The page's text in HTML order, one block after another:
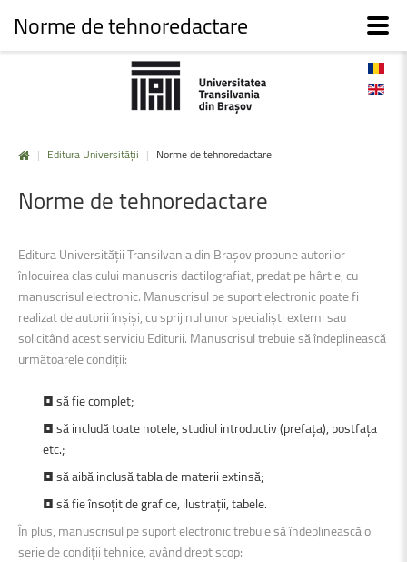
| Editura Universității | Norme de tehnoredactare
Norme detehnoredactare
Editura Universității Transilvania din Braşov propune autorilor
înlocuirea clasicului manuscris dactilografiat, predat pe hârtie, cu
manuscrisul electronic. Manuscrisul pe suport electronic poate fi
realizat de autorii înşişi, cu sprijinul unor specialişti externi sau
solicitând acest serviciu Editurii. Manuscrisul trebuie să îndeplinească
următoarele condiții:
• să fie complet;
• să includă toate notele, studiul introductiv (prefața), postfața
etc.;
• să aibă inclusă tabla de materii extinsă;
• să fie însoțit de grafice, ilustrații, tabele.
În plus, manuscrisul pe suport electronic trebuie să îndeplinească o
serie de condiții tehnice, având drept scop:
Norme de tehnoredactare